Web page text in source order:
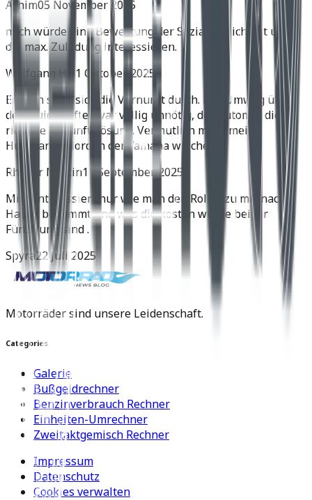
Achim05 November 2025
mich würde eine Bewertung der Soziatauglichkeit und
die max. Zuladung interessieren.
Wolfgang H. 31 Oktober 2025
Endlich setzt sich die Vernunft durch. Der Umweg über
den Quickshifter war völlig unnötig, der Automat die
richtige Zukunftslösung. Vermutlich muss meine
Husqvarna Norden der Yamaha weichen.
Rhyner Martin11 September 2025
Mich interessiert nur wie man den Roller zu mir nach
Hause bekommt und was die kosten würde bei dir
Fünzirung sind .
Spyra22 Juli 2025
Motorräder sind unsere Leidenschaft.
Categories
Galerie
Bußgeldrechner
Benzinverbrauch Rechner
Einheiten-Umrechner
Zweitaktgemisch Rechner
Impressum
Datenschutz
Cookies verwalten